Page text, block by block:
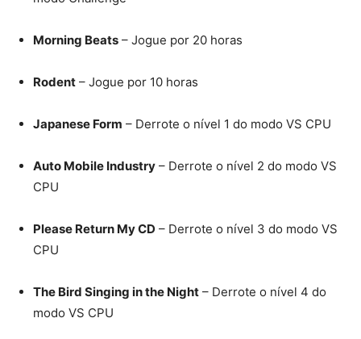
Morning Beats – Jogue por 20 horas
Rodent – Jogue por 10 horas
Japanese Form – Derrote o nível 1 do modo VS CPU
Auto Mobile Industry – Derrote o nível 2 do modo VS
CPU
Please Return My CD – Derrote o nível 3 do modo VS
CPU
The Bird Singing in the Night – Derrote o nível 4 do
modo VS CPU